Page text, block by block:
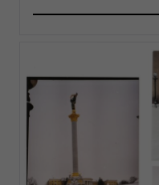
välkommen del i